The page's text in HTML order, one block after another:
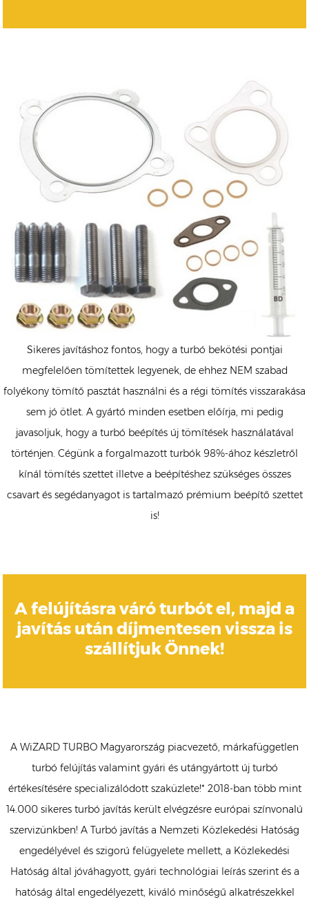
Sikeres javításhoz fontos, hogy a turbó bekötési pontjai
megfelelően tömítettek legyenek, de ehhez NEM szabad
folyékony tömítő pasztát használni és a régi tömítés visszarakása
sem jó ötlet. A gyártó minden esetben előírja, mi pedig
javasoljuk, hogy a turbó beépítés új tömítések használatával
történjen. Cégünk a forgalmazott turbók 98%-ához készletről
kínál tömítés szettet illetve a beépítéshez szükséges összes
csavart és segédanyagot is tartalmazó prémium beépítő szettet
is!
A felújításra váró turbót el, majd a
javítás után díjmentesen vissza is
szállítjuk Önnek!
A WiZARD TURBO Magyarország piacvezető, márkafüggetlen
turbó felújítás valamint gyári és utángyártott új turbó
értékesítésére specializálódott szaküzlete!* 2018-ban több mint
14.000 sikeres turbó javítás került elvégzésre európai színvonalú
szervizünkben! A Turbó javítás a Nemzeti Közlekedési Hatóság
engedélyével és szigorú felügyelete mellett, a Közlekedési
Hatóság által jóváhagyott, gyári technológiai leírás szerint és a
hatóság által engedélyezett, kiváló minőségű alkatrészekkel